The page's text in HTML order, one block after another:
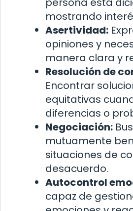
mostrando
Asertividad:
opiniones y
manera clara y
Resolución de
Encontrar
equitativas
diferencias o
Negociación:
mutuamente
situaciones de
desacuerdo.
Autocontrol
capaz de